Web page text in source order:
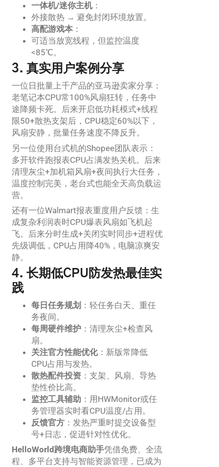
一体机/迷你主机 ：
外接散热 → 避免封闭环境放置。
高配游戏本 ：
可适当放宽线程，但监控温度
<85℃。
3. 真实用户案例分享
一位日批量上千产品的亚马逊卖家分享：
老笔记本CPU常100%风扇狂转，任务中
途降频卡死。后来开启低功耗模式+线程
限50+散热支架后，CPU稳定60%以下，
风扇安静，批量任务速度不降反升。
另一位使用台式机的Shopee团队表示：
多开软件跑报表CPU占满发热关机。后来
清理灰尘+加机箱风扇+夜间执行大任务，
温度控制完美，老台式也能全天高负载运
营。
还有一位Walmart报表重度用户反馈：生
成复杂利润表时CPU爆表风扇如飞机起
飞。后来分时生成+关闭实时同步+进程优
先级调低，CPU占用降40%，电脑凉爽安
静。
4. 长期低CPU防发热最佳实
践
每日任务规划 ：轻任务白天、重任
务夜间。
每周硬件维护 ：清理灰尘+检查风
扇。
关注官方性能优化：新版常降低
CPU占用与发热。
散热配件投资 ：支架、风扇、导热
垫性价比高。
监控工具辅助 ：用HWMonitor或任
务管理器实时看CPU温度/占用。
反馈官方 ：发热严重时提交设备型
号+日志，促进针对性优化。
HelloWorld跨境电商助手凭借免费、全流
程、多平台支持与智能资源管理，已成为